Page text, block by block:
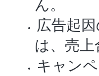
ん。
広告起
は、売
キャン